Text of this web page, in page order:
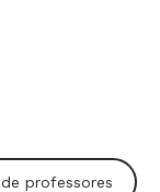
professores